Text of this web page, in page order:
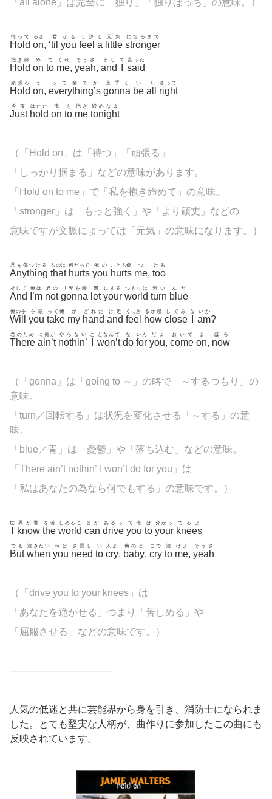
Hold
待って
on
るさ
, ‘til
君
you
がも
feel
う少
a
し
little
元気
stronger
になるまで
Hold
抱き締
on
め
to
て
me
くれ
, yeah
そうさ
, and
そし て
said
言った
Hold
頑張ろ
on
う
, everything’s
って全てが
gonna
上手く
be
い
all
く
right
さって
Just
今夜
hold
はただ
on
俺
to
を
me
抱き
tonight
締めなよ
（「Hold on」は「待つ」「頑張る」
「しっかり掴まる」などの意味があります。
「Hold on to me」で「私を抱き締めて」の意味。
「 stronger」は「もっと強く」や「より頑丈」 などの
意味ですが文脈によっては「元気」の意味になります。）
Anything
君を傷つける
that
ものは
hurts
何だって
you
俺の
hurts
ことも傷
me
つ
, too
ける
And
そして
I’m
俺は
not
君の
gonna
世界を憂
let
欝
your
にする
world
つもりは
turn
無い
blue
んだ
Will
俺の手
you
を取
take
って俺
my
が
hand
どれだ
and
け近
feel
くに居
how
るか感
close
じてみ な
am
いか
?
There
君のため
ain’t
に俺が
nothin’
やらない こ
won’t
となんて
do
な
for
いん
you
だよ
, come
おいで
on
よ
, now
ほら
（「gonna」は「going to ～」の略で「～するつもり」の
意味。
「turn／回転する」は状況を変化させる「～する」の意
味。
「blue／青」は「憂鬱」や「落ち込む」などの意味。
「There ain’t nothin’ I won’t do for you」は
「私はあなたの為なら何でもする」の意味です。）
世
know
界が君
the
を苦
world
しめるこ
can
とが
drive
あるっ
you
て俺
to
は
your
分かっ
knees
てるよ
But
でも
when
泣きたい
you
時は
need
さ愛し
to
い
cry
人よ
, baby
俺のと
, cry
こで
to
泣
me
けよ
, yeah
そうさ
（「drive you to your knees」は
「あなたを跪かせる」つまり「苦しめる」や
「屈服させる」などの意味です。）
——————————–
人気の低迷と共に芸能界から身を引き、消防士になられま
した。とても堅実な人柄が、曲作りに参加したこの曲にも
反映されています。